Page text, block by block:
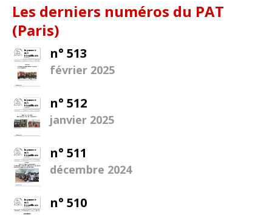
Les derniers numéros du PAT
(Paris)
n° 513
février 2025
n° 512
janvier 2025
n° 511
décembre 2024
n° 510